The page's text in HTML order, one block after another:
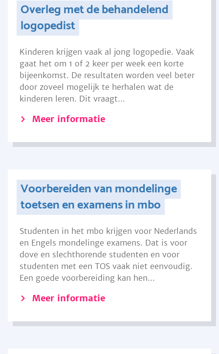
Overleg met de behandelend
logopedist
Kinderen krijgen vaak al jong logopedie. Vaak
gaat het om 1 of 2 keer per week een korte
bijeenkomst. De resultaten worden veel beter
door zoveel mogelijk te herhalen wat de
kinderen leren. Dit vraagt...
Meer informatie
Voorbereiden van mondelinge
toetsen en examens in mbo
Studenten in het mbo krijgen voor Nederlands
en Engels mondelinge examens. Dat is voor
dove en slechthorende studenten en voor
studenten met een TOS vaak niet eenvoudig.
Een goede voorbereiding kan hen...
Meer informatie